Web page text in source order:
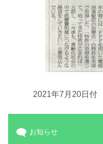
2021年7月20日
お知らせ